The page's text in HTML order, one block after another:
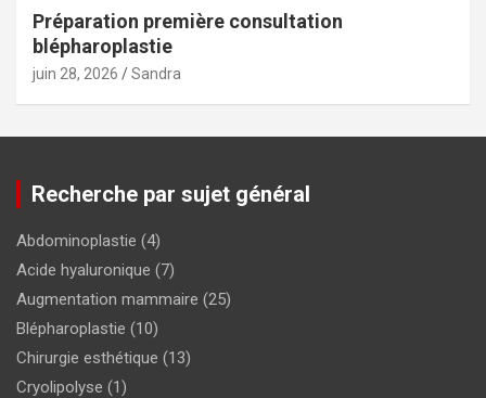
Préparation première consultation
blépharoplastie
juin 28, 2026 Sandra
Recherche par sujet général
Abdominoplastie (4)
Acide hyaluronique (7)
Augmentation mammaire (25)
Blépharoplastie (10)
Chirurgie esthétique (13)
Cryolipolyse (1)